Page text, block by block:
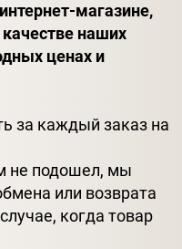
магазине,
наших
ценах и
за каждый заказ на
не подошел, мы
или возврата
когда товар